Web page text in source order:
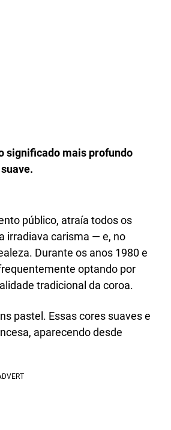
significado mais profundo
público, atraía todos os
irradiava carisma — e, no
Durante os anos 1980 e
optando por
tradicional da coroa.
pastel. Essas cores suaves e
aparecendo desde